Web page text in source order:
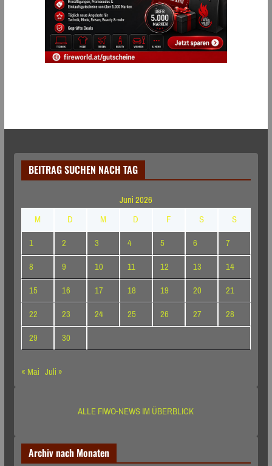
BEITRAG SUCHEN NACH TAG
Juni 2026
M
D M D F S
S
1
2 3 4 5 6
7
8
9 10 11 12 13
14
15
16 17 18 19 20
21
22
23 24 25 26 27
28
29
30
« Mai Juli »
ALLE FIWO-NEWS IM ÜBERBLICK
Archiv nach Monaten